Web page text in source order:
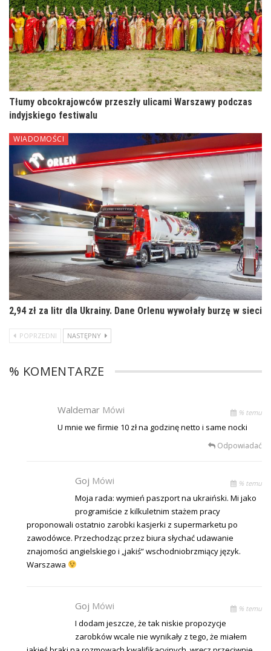
Tłumy obcokrajowców przeszły ulicami Warszawy podczas
indyjskiego festiwalu
WIADOMOŚCI
2,94 zł za litr dla Ukrainy. Dane Orlenu wywołały burzę w sieci
POPRZEDNI NASTĘPNY
% KOMENTARZE
Waldemar Mówi % temu
U mnie we firmie 10 zł na godzinę netto i same nocki
Odpowiadać
Goj Mówi % temu
Moja rada: wymień paszport na ukraiński. Mi jako
programiście z kilkuletnim stażem pracy
proponowali ostatnio zarobki kasjerki z supermarketu po
zawodówce. Przechodząc przez biura słychać udawanie
znajomości angielskiego i „jakiś” wschodniobrzmiący język.
Warszawa
Goj Mówi % temu
I dodam jeszcze, że tak niskie propozycje
zarobków wcale nie wynikały z tego, że miałem